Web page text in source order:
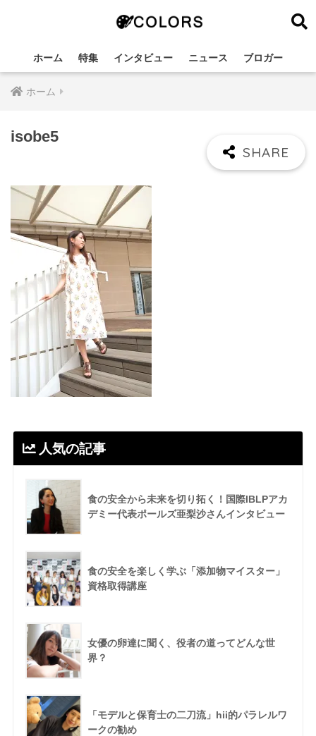
ホーム 特集 インタビュー ニュース ブロガー
ホーム
isobe5
人気の記事
食の安全から未来を切り拓く！国際IBLPアカ
デミー代表ポールズ亜梨沙さんインタビュー
食の安全を楽しく学ぶ「添加物マイスター」
資格取得講座
女優の卵達に聞く、役者の道ってどんな世
界？
「モデルと保育士の二刀流」hii的パラレルワ
ークの勧め